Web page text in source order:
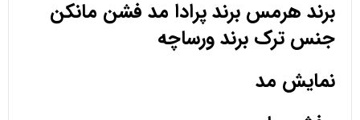
برند هرمس برند پرادا مد فشن مانکن
جنس ترک برند ورساچه
نمایش مد